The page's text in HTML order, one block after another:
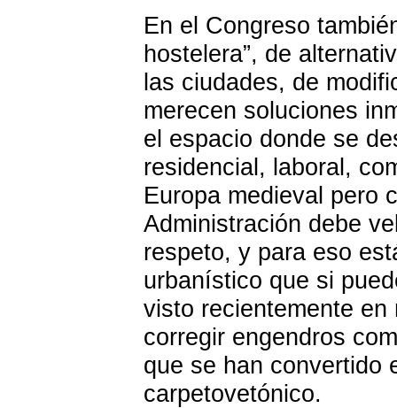
En el Congreso
hostelera”, de
las ciudades, de
merecen soluciones
el espacio donde se
residencial, laboral,
Europa medieval pero
Administración debe
respeto, y para eso
urbanístico que si
visto recientemente
corregir engendros
que se han convertido
carpetovetónico.